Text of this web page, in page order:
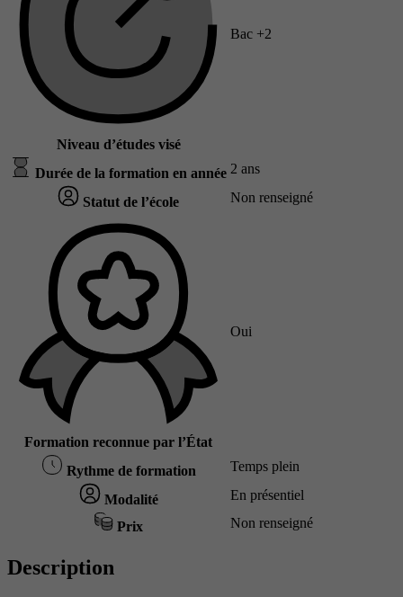
Niveau d’études visé
Bac +2
Durée de la formation en année 2 ans
Statut de l’école Non renseigné
Formation reconnue par l’État
Oui
Rythme de formation Temps plein
Modalité En présentiel
Prix Non renseigné
Description